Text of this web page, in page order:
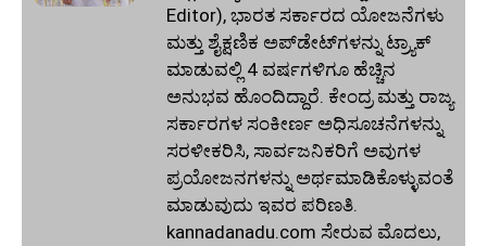
Editor), ಭಾರತ ಸರ್ಕಾರದ ಯೋಜನೆಗಳು
ಮತ್ತು ಶೈಕ್ಷಣಿಕ ಅಪ್‌ಡೇಟ್‌ಗಳನ್ನು ಟ್ರ್ಯಾಕ್
ಮಾಡುವಲ್ಲಿ 4 ವರ್ಷಗಳಿಗೂ ಹೆಚ್ಚಿನ
ಅನುಭವ ಹೊಂದಿದ್ದಾರೆ. ಕೇಂದ್ರ ಮತ್ತು ರಾಜ್ಯ
ಸರ್ಕಾರಗಳ ಸಂಕೀರ್ಣ ಅಧಿಸೂಚನೆಗಳನ್ನು
ಸರಳೀಕರಿಸಿ, ಸಾರ್ವಜನಿಕರಿಗೆ ಅವುಗಳ
ಪ್ರಯೋಜನಗಳನ್ನು ಅರ್ಥಮಾಡಿಕೊಳ್ಳುವಂತೆ
ಮಾಡುವುದು ಇವರ ಪರಿಣತಿ.
kannadanadu.com ಸೇರುವ ಮೊದಲು,